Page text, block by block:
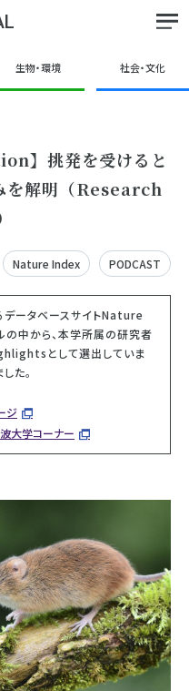
生物・環境 社会・文化
】挑発を受けると
を解明（Research
Nature Index PODCAST
データベースサイトNature
の中から、本学所属の研究者
として選出していま
た。
ジ
大学コーナー